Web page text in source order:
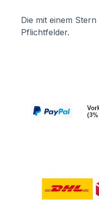
Die mit einem
Pflichtfelder.